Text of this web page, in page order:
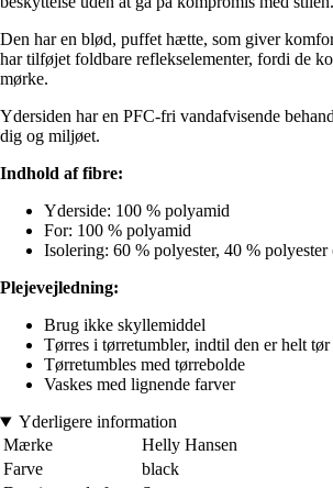
Den har en blød, puffet hætte, som giver
har tilføjet foldbare reflekselementer, fordi de
mørke.
Ydersiden har en PFC-fri vandafvisende
dig og miljøet.
Indhold af fibre:
Yderside: 100 % polyamid
For: 100 % polyamid
Isolering: 60 % polyester, 40 % polyester
Plejevejledning:
Brug ikke skyllemiddel
Tørres i tørretumbler, indtil den er helt tør
Tørretumbles med tørrebolde
Vaskes med lignende farver
Yderligere information
Mærke
Helly Hansen
Farve
black